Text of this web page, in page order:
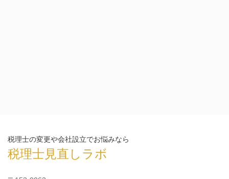
税理士の変更や会社設立でお悩みなら
税理士見直しラボ